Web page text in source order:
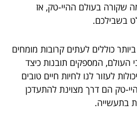
שקורה בעולם ההיי-טק, אז
בשבילכם.
כוללים לעתים קרובות מומחים
העולם, המספקים תובנות כיצד
לעזור לנו לחיות חיים טובים
טק הם דרך מצוינת להתעדכן
בתעשייה.